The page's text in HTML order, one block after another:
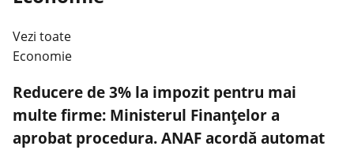
Vezi toate
Economie
Reducere de 3% la impozit pentru mai
multe firme: Ministerul Finanțelor a
aprobat procedura. ANAF acordă automat